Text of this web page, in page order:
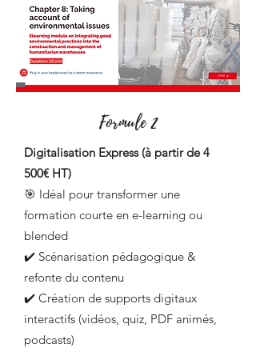
Formule 2
Digitalisation Express (à partir de 4
500€ HT)
🎯 Idéal pour transformer une
formation courte en e-learning ou
blended
✔️ Scénarisation pédagogique &
refonte du contenu
✔️ Création de supports digitaux
interactifs (vidéos, quiz, PDF animés,
podcasts)